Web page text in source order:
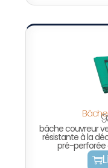
bâche couvreur
résistante à la
pré-perforée